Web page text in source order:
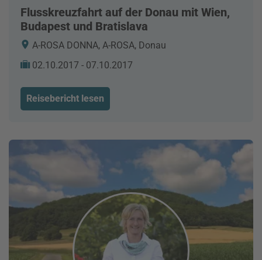
Flusskreuzfahrt auf der Donau mit Wien,
Budapest und Bratislava
A-ROSA DONNA, A-ROSA, Donau
02.10.2017 - 07.10.2017
Reisebericht lesen